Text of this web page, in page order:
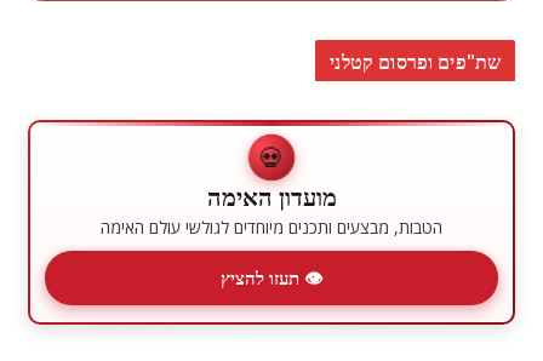
שת"פים ופרסום קטלני
💀
מועדון האימה
הטבות, מבצעים ותכנים מיוחדים לגולשי עולם האימה
👁 תעזו להציץ